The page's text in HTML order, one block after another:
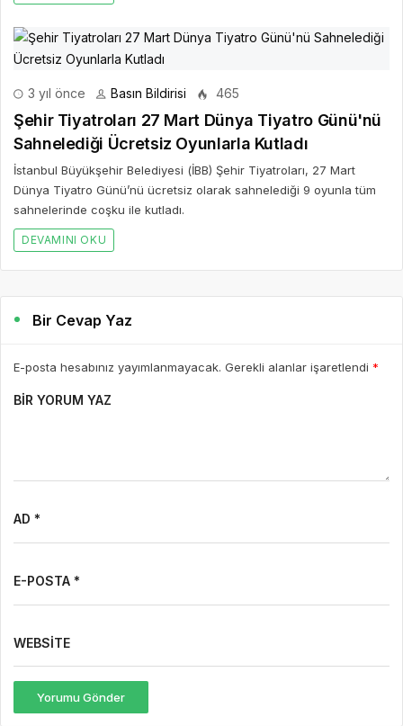
3 yıl önce Basın Bildirisi 465
Şehir Tiyatroları 27 Mart Dünya Tiyatro Günü'nü
Sahnelediği Ücretsiz Oyunlarla Kutladı
İstanbul Büyükşehir Belediyesi (İBB) Şehir Tiyatroları, 27 Mart
Dünya Tiyatro Günü’nü ücretsiz olarak sahnelediği 9 oyunla tüm
sahnelerinde coşku ile kutladı.
DEVAMINI OKU
Bir Cevap Yaz
E-posta hesabınız yayımlanmayacak. Gerekli alanlar işaretlendi *
BIR YORUM YAZ
AD *
E-POSTA *
WEBSITE
Yorumu Gönder